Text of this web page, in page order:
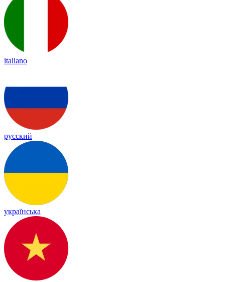
italiano
русский
українська